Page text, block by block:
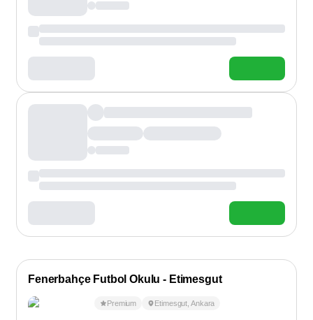
Fenerbahçe Futbol Okulu - Etimesgut
Premium Etimesgut ,Ankara